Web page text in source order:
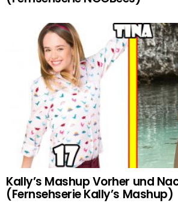
Kally’s Mashup Vorher und
(Fernsehserie Kally’s Mashup)